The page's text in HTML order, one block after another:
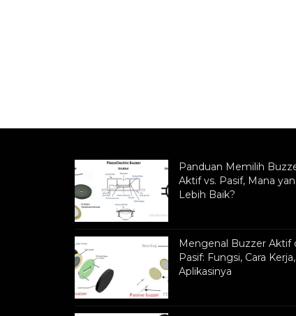
Panduan Memilih
Aktif vs. Pasif, Mana
Lebih Baik?
Mengenal Buzzer Aktif
Pasif: Fungsi, Cara
Aplikasinya